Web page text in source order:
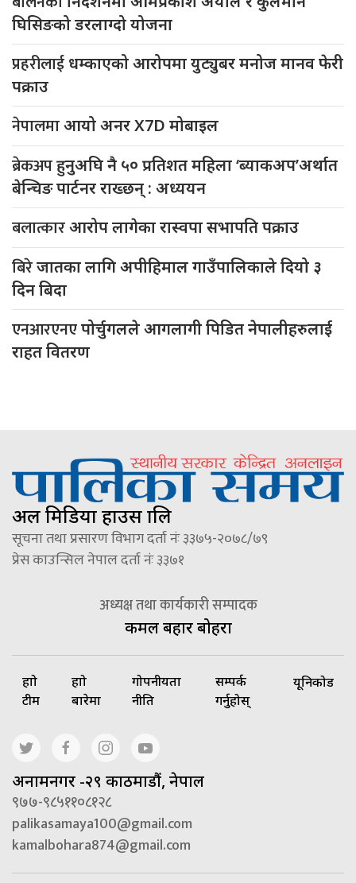
घिसिङको डरलाग्दो योजना
प्रहरीलाई धम्काएको आरोपमा युट्युबर मनोज मानव फेरी
पक्राउ
नेपालमाआयो अनर X7D मोबाइल
ब्रेकअपहुनुअघि नै ५० प्रतिशत महिला ‘ब्याकअप’अर्थात
बेन्चिङ पार्टनर राख्छन् : अध्ययन
बलात्कारआरोप लागेका रास्वपा सभापति पक्राउ
बिरेजातका लागि अपीहिमाल गाउँपालिकाले दियो ३
दिन बिदा
एनआरएनएपोर्चुगलले आगलागी पिडित नेपालीहरुलाई
राहत वितरण
अल मिडिया हाउस प्रालि
सूचना तथा प्रसारण विभाग दर्ता नंः ३३७५-२०७८/७९
प्रेस काउन्सिल नेपाल दर्ता नंः ३३७१
अध्यक्ष तथा कार्यकारी सम्पादक
कमल बहादुर बोहरा
हाम्रो
टीम
हाम्रो
बारेमा
गोपनीयता
नीति
सम्पर्क
गर्नुहोस्
यूनिकोड
अनामनगर -२९ काठमाडौं, नेपाल
९७७-९८५११०८१२८
palikasamaya100@gmail.com
kamalbohara874@gmail.com